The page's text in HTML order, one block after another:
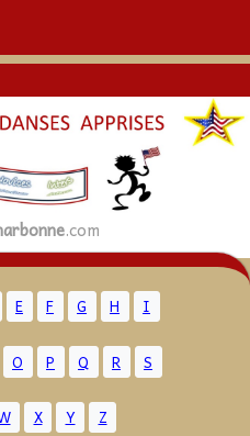
.com
E F G H I
O P Q R S
X Y Z